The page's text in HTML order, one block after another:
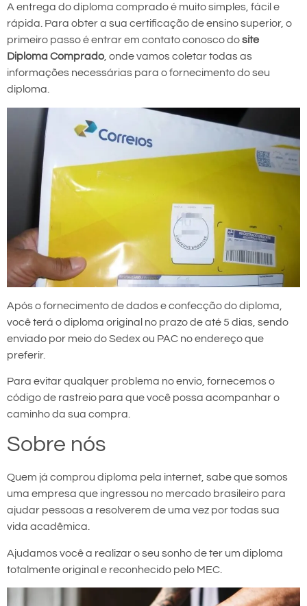
A entrega do diploma comprado é muito simples, fácil e
rápida. Para obter a sua certificação de ensino superior, o
primeiro passo é entrar em contato conosco dosite
Diploma Comprado, onde vamos coletar todas as
informações necessárias para o fornecimento do seu
diploma.
Após o fornecimento de dados e confecção do diploma,
você terá o diploma original no prazo de até 5 dias, sendo
enviado por meio do Sedex ou PAC no endereço que
preferir.
Para evitar qualquer problema no envio, fornecemos o
código de rastreio para que você possa acompanhar o
caminho da sua compra.
Sobre nós
Quem já comprou diploma pela internet, sabe que somos
uma empresa que ingressou no mercado brasileiro para
ajudar pessoas a resolverem de uma vez por todas sua
vida acadêmica.
Ajudamos você a realizar o seu sonho de ter um diploma
totalmente original e reconhecido pelo MEC.